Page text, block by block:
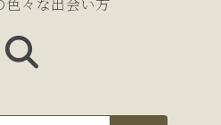
色々な出会い方